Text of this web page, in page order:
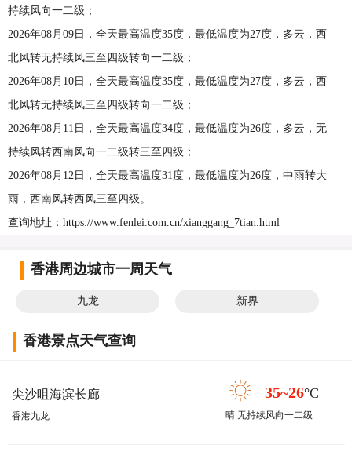
持续风向一二级；
2026年08月09日，全天最高温度35度，最低温度为27度，多云，西
北风转无持续风三至四级转向一二级；
2026年08月10日，全天最高温度35度，最低温度为27度，多云，西
北风转无持续风三至四级转向一二级；
2026年08月11日，全天最高温度34度，最低温度为26度，多云，无
持续风转西南风向一二级转三至四级；
2026年08月12日，全天最高温度31度，最低温度为26度，中雨转大
雨，西南风转西风三至四级。
查询地址：https://www.fenlei.com.cn/xianggang_7tian.html
香港周边城市一周天气
九龙 新界
香港景点天气查询
尖沙咀海滨长廊
香港九龙
35~26°C
晴 无持续风向一二级